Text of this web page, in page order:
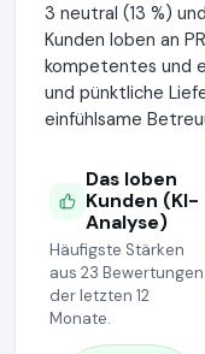
3 neutral (13 %)
Kunden loben an
kompetentes und
und pünktliche
einfühlsame
Das loben
Kunden (KI-
Analyse)
Häufigste Stärken
aus 23 Bewertungen
der letzten 12
Monate.